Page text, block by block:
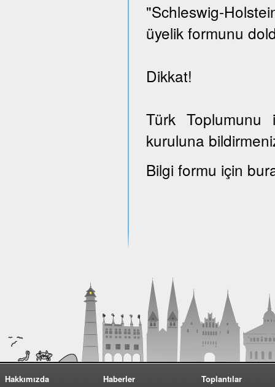
"Schleswig-
üyelik formunu
Dikkat!
Türk
kuruluna
Bilgi formu için
Hakkımızda
Haberler
Toplantılar